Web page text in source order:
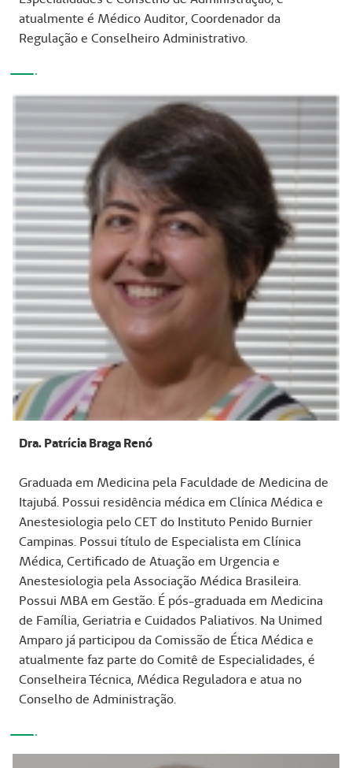
atualmente é Médico Auditor, Coordenador da
Regulação e Conselheiro Administrativo.
Dra. Patrícia Braga Renó
Graduada em Medicina pela Faculdade de Medicina de
Itajubá. Possui residência médica em Clínica Médica e
Anestesiologia pelo CET do Instituto Penido Burnier
Campinas. Possui título de Especialista em Clínica
Médica, Certificado de Atuação em Urgencia e
Anestesiologia pela Associação Médica Brasileira.
Possui MBA em Gestão. É pós-graduada em Medicina
de Família, Geriatria e Cuidados Paliativos. Na Unimed
Amparo já participou da Comissão de Ética Médica e
atualmente faz parte do Comitê de Especialidades, é
Conselheira Técnica, Médica Reguladora e atua no
Conselho de Administração.